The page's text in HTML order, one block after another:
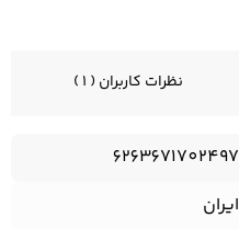
نظرات کاربران ( 1 )
6263671702497
ایران